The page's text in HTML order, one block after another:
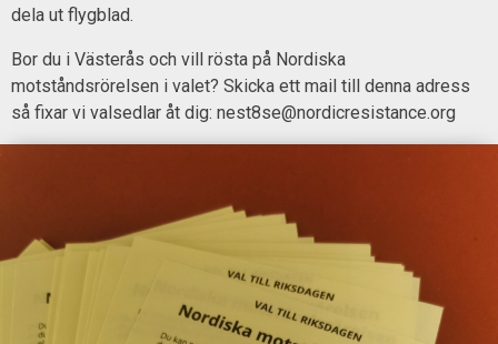
dela ut flygblad.
Bor du i Västerås och vill rösta på Nordiska
motståndsrörelsen i valet? Skicka ett mail till denna adress
så fixar vi valsedlar åt dig: nest8se@nordicresistance.org